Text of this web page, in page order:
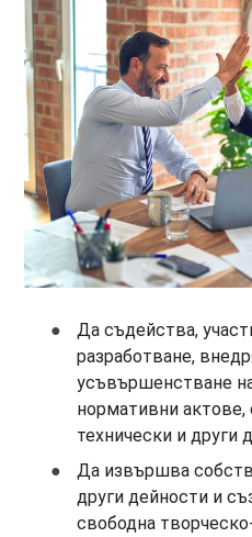
Да съдейства,
разработване,
усъвършенстване
нормативни актове,
технически и други
Да извършва
други дейности и
свободна